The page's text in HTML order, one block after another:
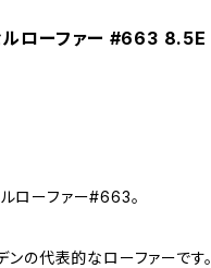
ローファー #663 8.5E
ローファー#663。
の代表的なローファーです。